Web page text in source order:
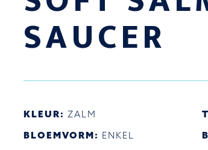
SAUCER
KLEUR: ZALM
BLOEMVORM: ENKEL